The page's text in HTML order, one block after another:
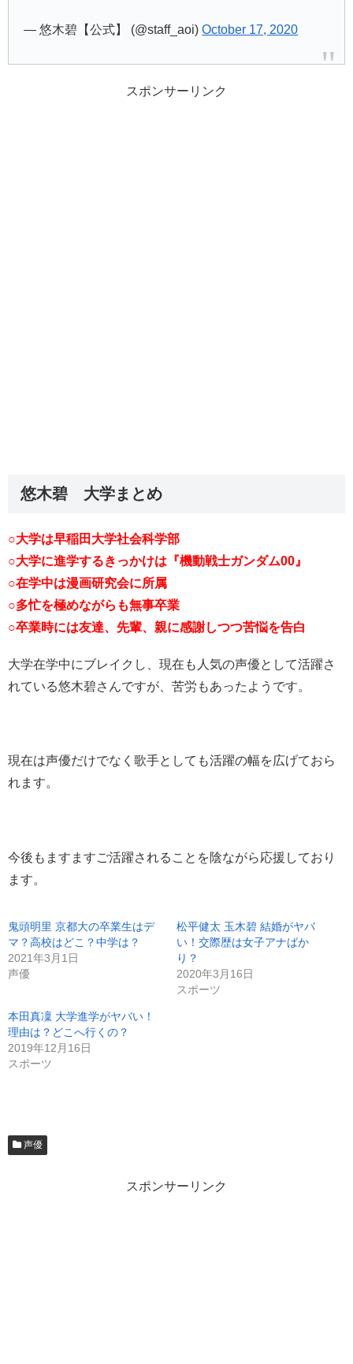
— 悠木碧【公式】 (@staff_aoi)October 17, 2020
スポンサーリンク
悠木碧 大学まとめ
○大学は早稲田大学社会科学部
○大学に進学するきっかけは『機動戦士ガンダム00』
○在学中は漫画研究会に所属
○多忙を極めながらも無事卒業
○卒業時には友達、先輩、親に感謝しつつ苦悩を告白
大学在学中にブレイクし、現在も人気の声優として活躍さ
れている悠木碧さんですが、苦労もあったようです。
現在は声優だけでなく歌手としても活躍の幅を広げておら
れます。
今後もますますご活躍されることを陰ながら応援しており
ます。
鬼頭明里 京都大の卒業生はデ
マ？高校はどこ？中学は？
2021年3月1日
声優
松平健太 玉木碧 結婚がヤバ
い！交際歴は女子アナばか
り？
2020年3月16日
スポーツ
本田真凜 大学進学がヤバい！
理由は？どこへ行くの？
2019年12月16日
スポーツ
声優
スポンサーリンク